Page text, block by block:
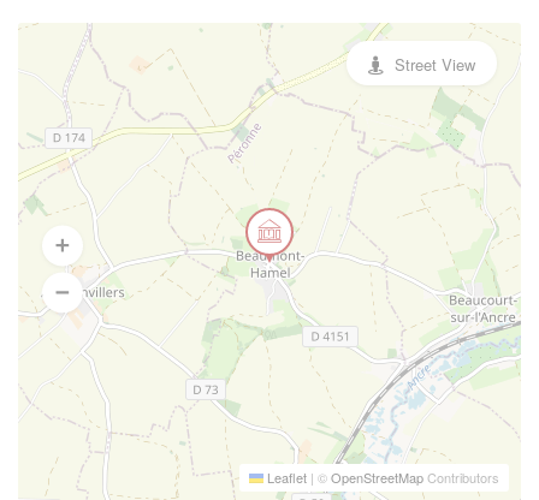
Leaflet | ©OpenStreetMapContributors
Street View